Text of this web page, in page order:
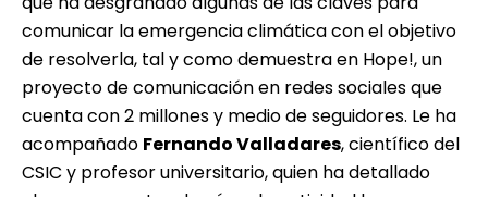
comunicar la emergencia climática con el objetivo
de resolverla, tal y como demuestra en Hope!, un
proyecto de comunicación en redes sociales que
cuenta con 2 millones y medio de seguidores. Le ha
acompañado Fernando Valladares, científico del
CSIC y profesor universitario, quien ha detallado